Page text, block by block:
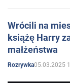
Wrócili na
książę Harry
małżeństwa
Rozrywka05.03.2025